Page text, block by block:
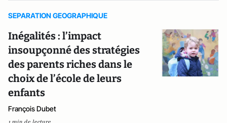
SEPARATION GEOGRAPHIQUE
Inégalités : l’impact
insoupçonné des stratégies
des parents riches dans le
choix de l’école de leurs
enfants
François Dubet